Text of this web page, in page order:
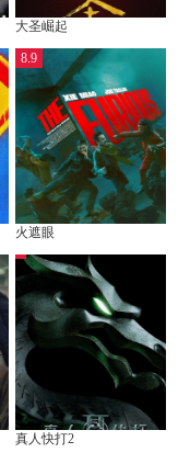
大圣崛起
8.9
火遮眼
真人快打2